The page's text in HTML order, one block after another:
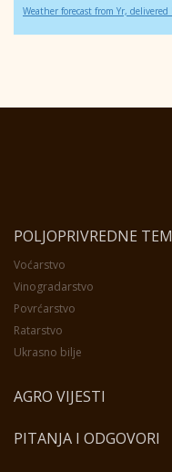
Weather forecast from Yr,
POLJOPRIVREDNE
Voćarstvo
Vinogradarstvo
Povrćarstvo
Ratarstvo
Ukrasno bilje
AGRO VIJESTI
PITANJA I ODGOVORI